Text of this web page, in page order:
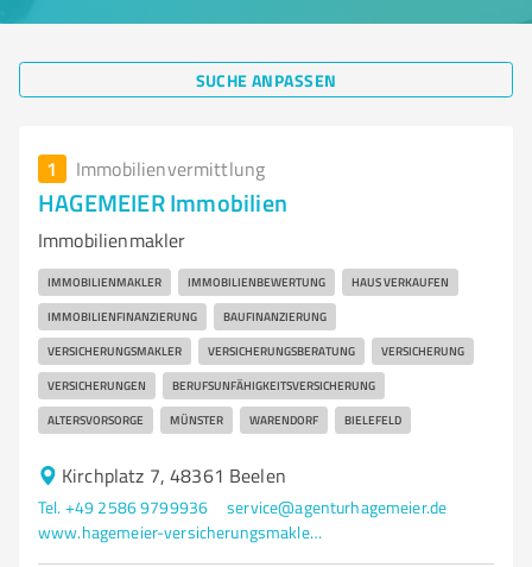
SUCHE ANPASSEN
1 Immobilienvermittlung
HAGEMEIER Immobilien
Immobilienmakler
IMMOBILIENMAKLER IMMOBILIENBEWERTUNG HAUS VERKAUFEN
IMMOBILIENFINANZIERUNG BAUFINANZIERUNG
VERSICHERUNGSMAKLER VERSICHERUNGSBERATUNG VERSICHERUNG
VERSICHERUNGEN BERUFSUNFÄHIGKEITSVERSICHERUNG
ALTERSVORSORGE MÜNSTER WARENDORF BIELEFELD
Kirchplatz 7, 48361 Beelen
Tel. +49 2586 9799936
service@agenturhagemeier.de
www.hagemeier-versicherungsmakler.de/